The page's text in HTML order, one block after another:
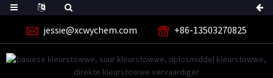
jessie@xcwychem.com +86-13503270825